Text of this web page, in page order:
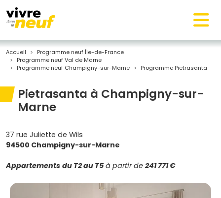
Accueil
Programme neuf Île-de-France
Programme neuf Val de Marne
Programme neuf Champigny-sur-Marne
Programme Pietrasanta
Pietrasanta à Champigny-sur-
Marne
37 rue Juliette de Wils
94500 Champigny-sur-Marne
Appartements du T2 au T5 à partir de 241 771 €